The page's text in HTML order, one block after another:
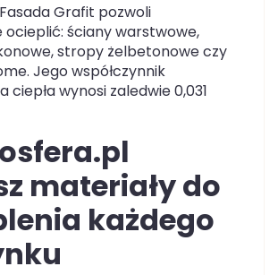
Grafit pozwoli
ocieplić: ściany warstwowe,
stropy żelbetonowe czy
Jego współczynnik
ciepła wynosi zaledwie 0,031
materiały do
każdego